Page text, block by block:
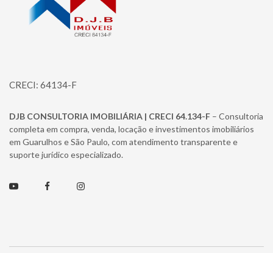
CRECI: 64134-F
DJB CONSULTORIA IMOBILIÁRIA | CRECI 64.134-F – Consultoria
completa em compra, venda, locação e investimentos imobiliários
em Guarulhos e São Paulo, com atendimento transparente e
suporte jurídico especializado.
Youtube FacebookInstagram